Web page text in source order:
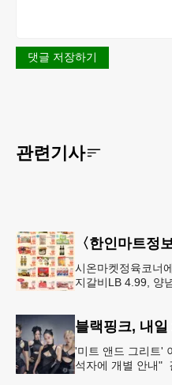
댓글 저장하기
관련기사
시온마켓정육코너
지갈비LB 4.99, 양
'미트 앤드 그리트'
석자에 개별 안내"